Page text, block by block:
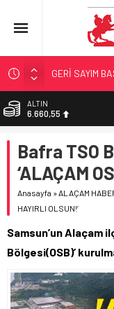
GERİ SAYIM
‘BAFRA’YA
YÖNETİCİ
ALTIN
6.660,55
13.779,39
DOLAR
47,7111
EURO
Bafra TSO
‘ALAÇAM
Anasayfa »ALAÇAM
HAYIRLI OLSUN!’
Samsun’un Alaçam
Bölgesi(OSB)’